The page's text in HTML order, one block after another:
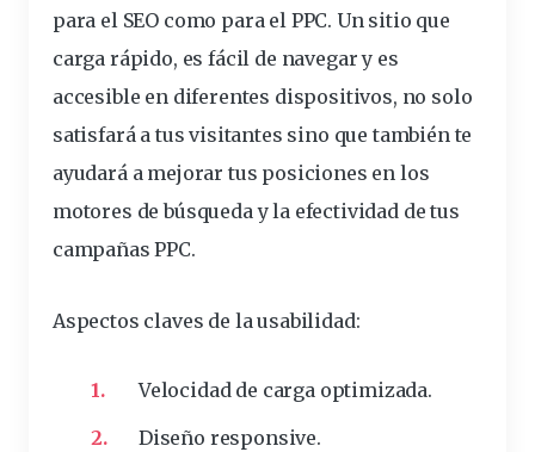
para el SEO como para el PPC. Un sitio que
carga rápido, es fácil de navegar y es
accesible en diferentes dispositivos, no solo
satisfará a tus visitantes sino que también te
ayudará a mejorar tus posiciones en los
motores de búsqueda y la efectividad de tus
campañas PPC.
Aspectos claves de la usabilidad:
Velocidad de carga optimizada.
Diseño responsive.